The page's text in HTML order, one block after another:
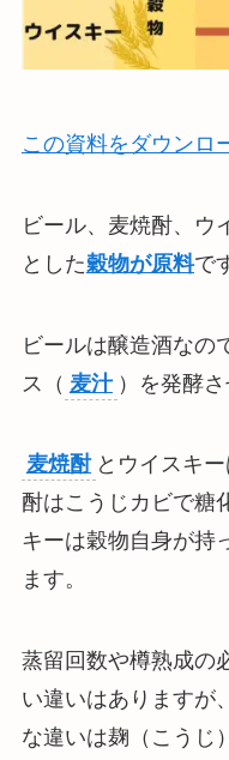
この資料をダウンロ
ビール、麦焼酎、ウ
とした穀物が原料で
ビールは醸造酒なの
ス（ 麦汁 ）を発酵
麦焼酎 とウイスキ
酎はこうじカビで糖
キーは穀物自身が持
ます。
蒸留回数や樽熟成の
い違いはありますが
な違いは麹（こうじ